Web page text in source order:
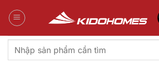
qua
Tìm
kiếm: